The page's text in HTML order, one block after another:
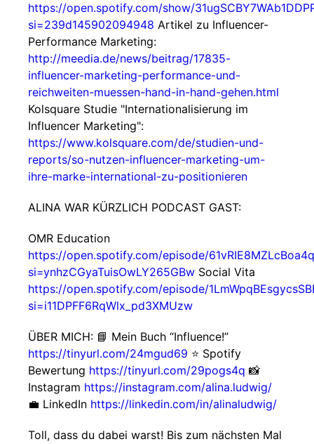
https://open.spotify.com/show/
si=239d145902094948 Artikel zu Influencer-
Performance Marketing:
http://meedia.de/news/beitrag/17835-
influencer-marketing-performance-und-
reichweiten-muessen-hand-in-hand-gehen.html
Kolsquare Studie "Internationalisierung im
Influencer Marketing":
https://www.kolsquare.com/de/studien-und-
reports/so-nutzen-influencer-marketing-um-
ihre-marke-international-zu-positionieren
ALINA WAR KÜRZLICH PODCAST GAST:
OMR Education
https://open.spotify.com/episode/
si=ynhzCGyaTuisOwLY265GBw Social Vita
https://open.spotify.com/episode/
si=i11DPFF6RqWlx_pd3XMUzw
ÜBER MICH: 📘 Mein Buch “Influence!”
https://tinyurl.com/24mgud69 ⭐ Spotify
Bewertung https://tinyurl.com/29pogs4q 📸
Instagram https://instagram.com/alina.ludwig/
💼 LinkedIn https://linkedin.com/in/alinaludwig/
Toll, dass du dabei warst! Bis zum nächsten Mal